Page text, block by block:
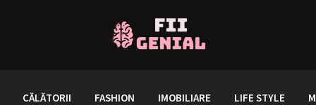
CĂLĂTORII FASHION IMOBILIARE LIFE STYLE